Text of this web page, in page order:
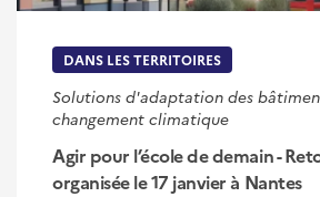
DANS LES TERRITOIRES
Solutions d'adaptation des
changement climatique
Agir pour l’école de demain -
organisée le 17 janvier à Nantes